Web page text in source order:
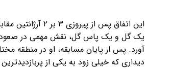
یک گل و یک پاس گل، نقش مهمی در صعود
آورد. پس از پایان مسابقه، او در منطقه
دیداری که خیلی زود به یکی از